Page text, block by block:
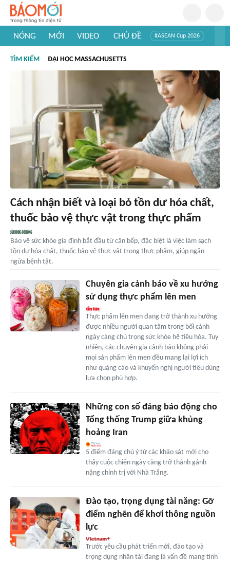
NÓNG MỚI VIDEO CHỦ ĐỀ #ASEAN Cup 2026
#Khám phá thế giới
TÌM KIẾM ĐẠI HỌC MASSACHUSETTS
Cách nhận biết và loại bỏ tồn dư hóa chất,
thuốc bảo vệ thực vật trong thực phẩm
Bảo vệ sức khỏe gia đình bắt đầu từ căn bếp, đặc biệt là việc làm sạch
tồn dư hóa chất, thuốc bảo vệ thực vật trong thực phẩm, giúp ngăn
ngừa bệnh tật.
Chuyên gia cảnh báo về xu hướng
sử dụng thực phẩm lên men
Thực phẩm lên men đang trở thành xu hướng
được nhiều người quan tâm trong bối cảnh
ngày càng chú trọng sức khỏe hệ tiêu hóa. Tuy
nhiên, các chuyên gia cảnh báo không phải
mọi sản phẩm lên men đều mang lại lợi ích
như quảng cáo và khuyến nghị người tiêu dùng
lựa chọn phù hợp.
Những con số đáng báo động cho
Tổng thống Trump giữa khủng
hoảng Iran
5 điểm đáng chú ý từ các khảo sát mới cho
thấy cuộc chiến ngày càng trở thành gánh
nặng chính trị với Nhà Trắng.
Đào tạo, trọng dụng tài năng: Gỡ
điểm nghẽn để khơi thông nguồn
lực
Trước yêu cầu phát triển mới, đào tạo và
trọng dụng nhân tài đang là vấn đề mang tính